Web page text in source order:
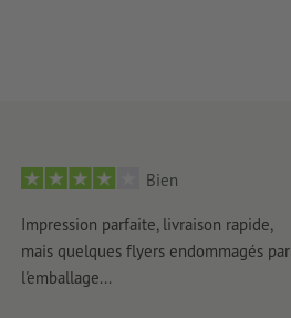
Bien
Impression parfaite, livraison rapide,
mais quelques flyers endommagés par
l'emballage...